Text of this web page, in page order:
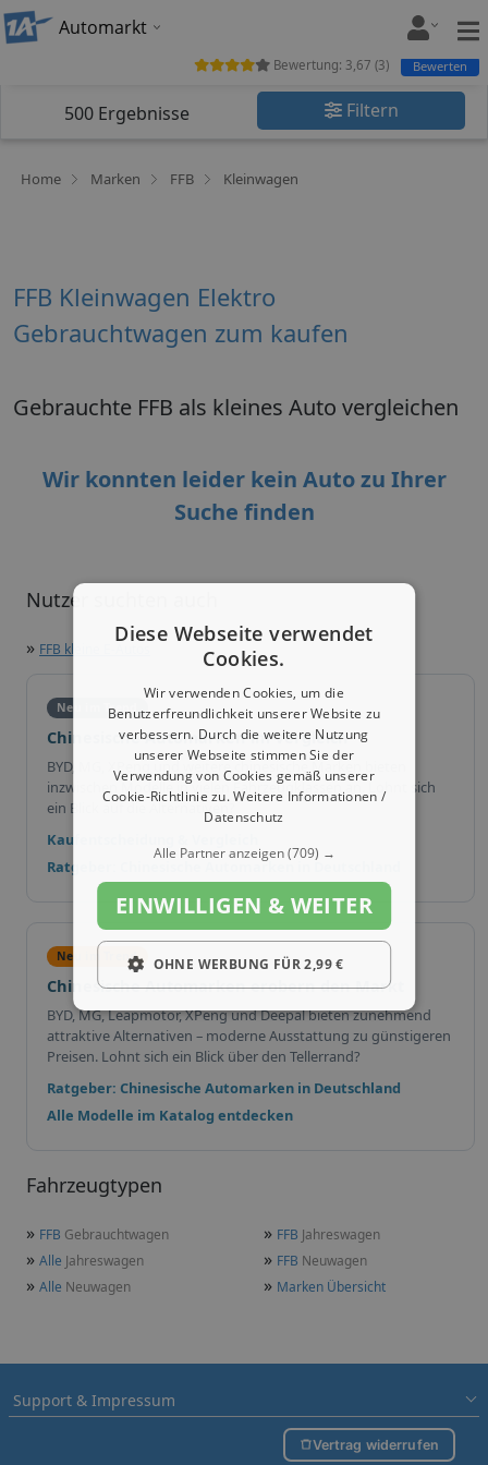
Automarkt
500 Ergebnisse Filtern
Home Marken FFB Kleinwagen
Nutzer suchten auch
» FFB kleine E-Autos
Neu im Trend
Chinesische Automarken im Vergleich
BYD, MG, XPeng und weitere chinesische Marken bieten
inzwischen Modelle in vielen Fahrzeugklassen an. Lohnt sich
ein Blick auf die Alternativen?
Kaufentscheidung & Vergleich
Ratgeber: Chinesische Automarken in Deutschland
Neu im Trend
Chinesische Automarken erobern den Markt
BYD, MG, Leapmotor, XPeng und Deepal bieten zunehmend
attraktive Alternativen – moderne Ausstattung zu günstigeren
Preisen. Lohnt sich ein Blick über den Tellerrand?
Ratgeber: Chinesische Automarken in Deutschland
Alle Modelle im Katalog entdecken
Fahrzeugtypen
» FFB Gebrauchtwagen » FFB Jahreswagen
» Alle Jahreswagen » FFB Neuwagen
» Alle Neuwagen » Marken Übersicht
Bewertung: 3,67 (3) Bewerten
FFB Kleinwagen Elektro
Gebrauchtwagen zum kaufen
Gebrauchte FFB als kleines Auto vergleichen
Wir konnten leider kein Auto zu Ihrer
Suche finden
Support & Impressum
Vertrag widerrufen
Diese Webseite verwendet
Cookies.
Wir verwenden Cookies, um die
Benutzerfreundlichkeit unserer Website zu
verbessern. Durch die weitere Nutzung
unserer Webseite stimmen Sie der
Verwendung von Cookies gemäß unserer
Cookie-Richtlinie zu.Weitere Informationen /
Datenschutz
Alle Partner anzeigen(709) →
EINWILLIGEN & WEITER
OHNE WERBUNG FÜR 2,99 €